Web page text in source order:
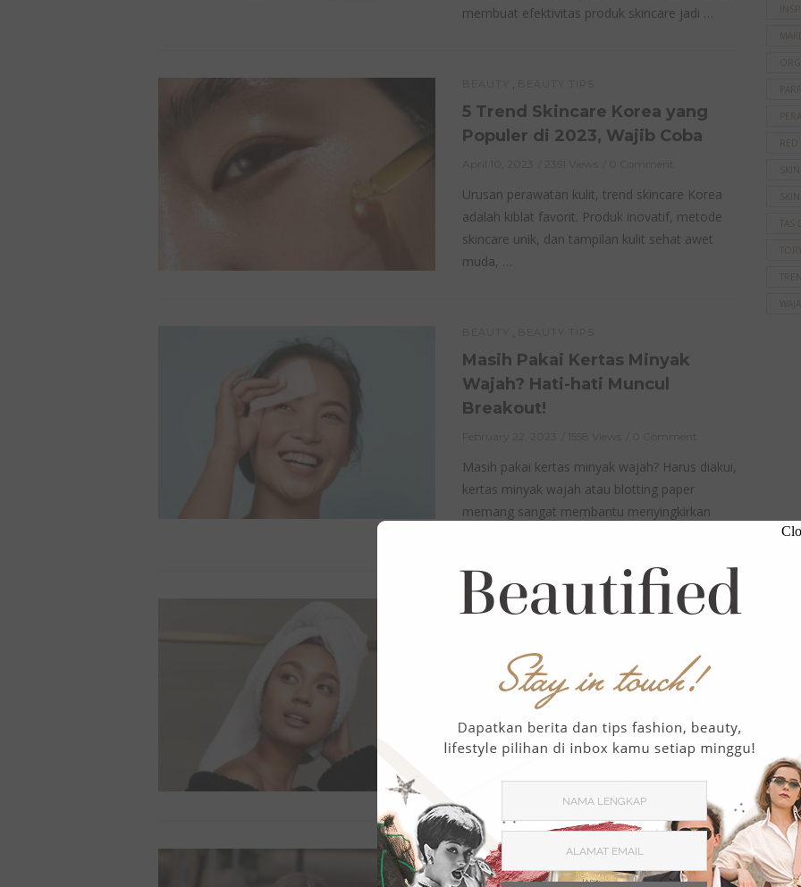
membuat efektivitas produk skincare jadi …
BEAUTY BEAUTY TIPS
5 Trend Skincare Korea yang
Populer di 2023, Wajib Coba
Urusan perawatan kulit, trend skincare Korea
adalah kiblat favorit. Produk inovatif, metode
skincare unik, dan tampilan kulit sehat awet
muda, …
BEAUTY BEAUTY TIPS
Masih Pakai Kertas Minyak
Wajah? Hati-hati Muncul
Breakout!
Masih pakai kertas minyak wajah? Harus diakui,
kertas minyak wajah atau blotting paper
memang sangat membantu menyingkirkan
BEAUTY BEAUTY TIPS
Cegah Breakout Setelah
Chemical Peeling
February 15, 2023
When your skin needs a reset, itulah saat yang
tepat untuk melakukan chemical peeling. Sesuai
namanya, chemical peeling adalah perawatan …
BEAUTY BEAUTY PICKS, BEAUTY TIPS
5 Produk Skincare untuk
RED
TAS